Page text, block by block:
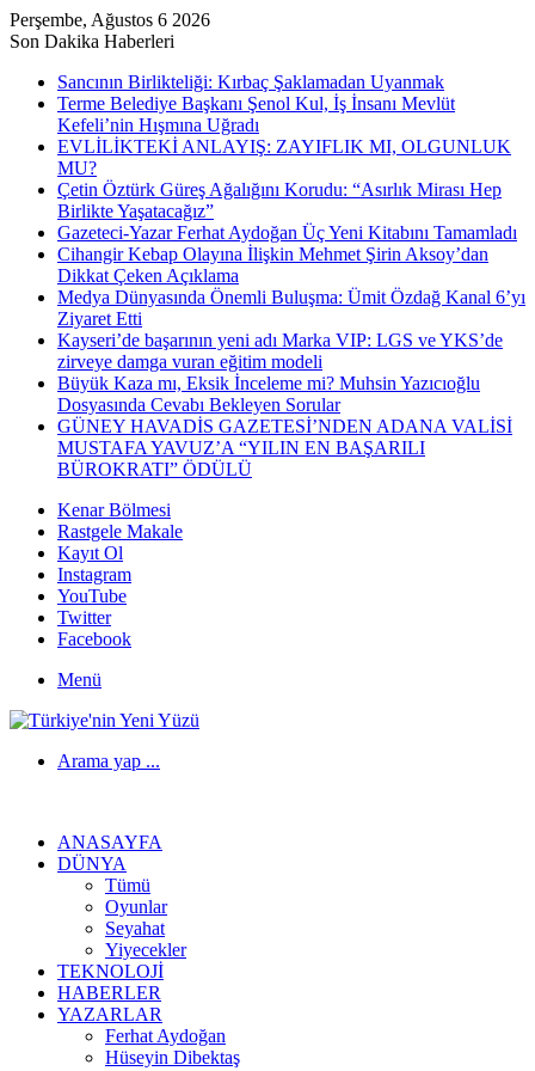
Perşembe, Ağustos 6 2026
Son Dakika Haberleri
Sancının Birlikteliği: Kırbaç Şaklamadan Uyanmak
Terme Belediye Başkanı Şenol Kul, İş İnsanı Mevlüt
Kefeli’nin Hışmına Uğradı
EVLİLİKTEKİ ANLAYIŞ: ZAYIFLIK MI, OLGUNLUK
MU?
Çetin Öztürk Güreş Ağalığını Korudu: “Asırlık Mirası Hep
Birlikte Yaşatacağız”
Gazeteci-Yazar Ferhat Aydoğan Üç Yeni Kitabını Tamamladı
Cihangir Kebap Olayına İlişkin Mehmet Şirin Aksoy’dan
Dikkat Çeken Açıklama
Medya Dünyasında Önemli Buluşma: Ümit Özdağ Kanal 6’yı
Ziyaret Etti
Kayseri’de başarının yeni adı Marka VIP: LGS ve YKS’de
zirveye damga vuran eğitim modeli
Büyük Kaza mı, Eksik İnceleme mi? Muhsin Yazıcıoğlu
Dosyasında Cevabı Bekleyen Sorular
GÜNEY HAVADİS GAZETESİ’NDEN ADANA VALİSİ
MUSTAFA YAVUZ’A “YILIN EN BAŞARILI
BÜROKRATI” ÖDÜLÜ
Kenar Bölmesi
Rastgele Makale
Kayıt Ol
Instagram
YouTube
Twitter
Facebook
Menü
Arama yap ...
ANASAYFA
DÜNYA
Tümü
Oyunlar
Seyahat
Yiyecekler
TEKNOLOJI
HABERLER
YAZARLAR
Ferhat Aydoğan
Hüseyin Dibektaş